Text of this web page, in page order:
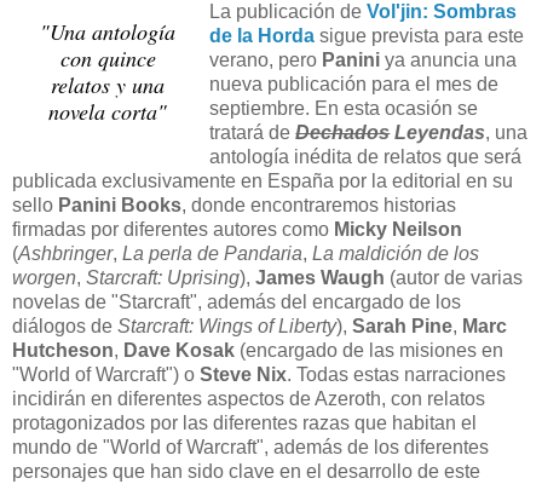
"Una antología
con quince
relatos y una
novela corta"
La publicación deVol'jin: Sombras
de la Horda sigue prevista para este
verano, pero Paniniya anuncia una
nueva publicación para el mes de
septiembre. En esta ocasión se
tratará deDechadosLeyendas, una
antología inédita de relatos que será
publicada exclusivamente en España por la editorial en su
sello Panini Books, donde encontraremos historias
firmadas por diferentes autores como Micky Neilson
(Ashbringer, La perla de Pandaria, La maldición de los
worgen, Starcraft: Uprising), James Waugh (autor de varias
novelas de "Starcraft", además del encargado de los
diálogos de Starcraft: Wings of Liberty), Sarah Pine, Marc
Hutcheson, Dave Kosak (encargado de las misiones en
"World of Warcraft") o Steve Nix. Todas estas narraciones
incidirán en diferentes aspectos de Azeroth, con relatos
protagonizados por las diferentes razas que habitan el
mundo de "World of Warcraft", además de los diferentes
personajes que han sido clave en el desarrollo de este